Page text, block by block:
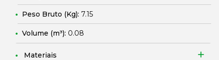
Peso Bruto (Kg): 7.15
Volume (m³): 0.08
Materiais